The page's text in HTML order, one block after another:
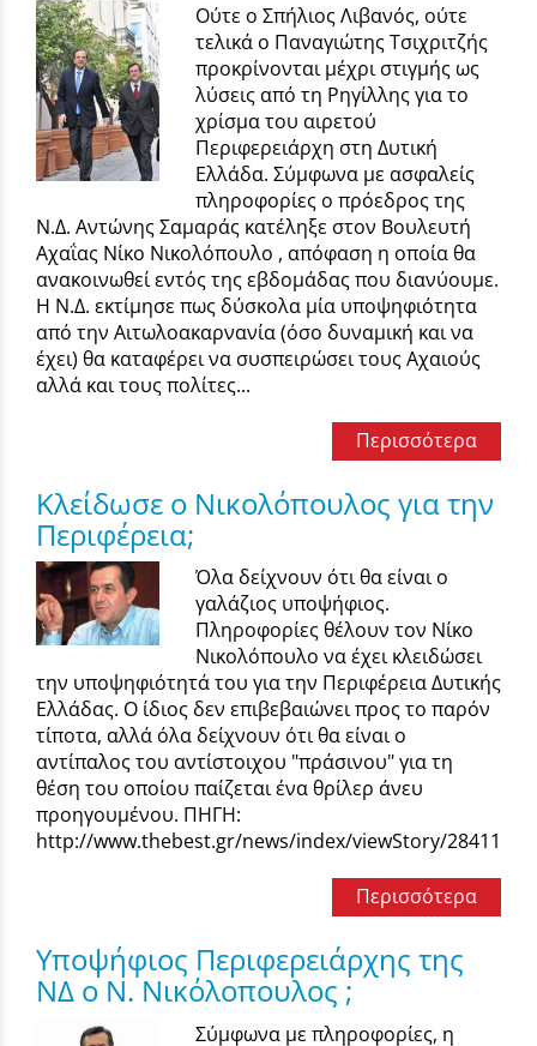
Oύτε ο Σπήλιος Λιβανός, ούτε
τελικά ο Παναγιώτης Τσιχριτζής
προκρίνονται μέχρι στιγμής ως
λύσεις από τη Ρηγίλλης για το
χρίσμα του αιρετού
Περιφερειάρχη στη Δυτική
Ελλάδα. Σύμφωνα με ασφαλείς
πληροφορίες ο πρόεδρος της
Ν.Δ. Αντώνης Σαμαράς κατέληξε στον Βουλευτή
Αχαΐας Νίκο Νικολόπουλο , απόφαση η οποία θα
ανακοινωθεί εντός της εβδομάδας που διανύουμε.
Η Ν.Δ. εκτίμησε πως δύσκολα μία υποψηφιότητα
από την Αιτωλοακαρνανία (όσο δυναμική και να
έχει) θα καταφέρει να συσπειρώσει τους Αχαιούς
αλλά και τους πολίτες...
Περισσότερα
Κλείδωσε ο Νικολόπουλος για την
Περιφέρεια;
Όλα δείχνουν ότι θα είναι ο
γαλάζιος υποψήφιος.
Πληροφορίες θέλουν τον Νίκο
Νικολόπουλο να έχει κλειδώσει
την υποψηφιότητά του για την Περιφέρεια Δυτικής
Ελλάδας. Ο ίδιος δεν επιβεβαιώνει προς το παρόν
τίποτα, αλλά όλα δείχνουν ότι θα είναι ο
αντίπαλος του αντίστοιχου "πράσινου" για τη
θέση του οποίου παίζεται ένα θρίλερ άνευ
προηγουμένου. ΠΗΓΗ:
http://www.thebest.gr/news/index/viewStory/28411
Περισσότερα
Υποψήφιος Περιφερειάρχης της
ΝΔ ο Ν. Νικόλοπουλος ;
Σύμφωνα με πληροφορίες, η